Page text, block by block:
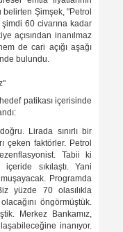
Şimşek, "Petrol
şimdi 60 civarına kadar
açısından inanılmaz
de cari açığı aşağı
bulundu.
patikası içerisinde
Lirada sınırlı bir
çeken faktörler. Petrol
Tabii ki
sıkılaştı. Yani
Programda
yüzde 70 olasılıkla
öngörmüştük.
Merkez Bankamız,
inanıyor.